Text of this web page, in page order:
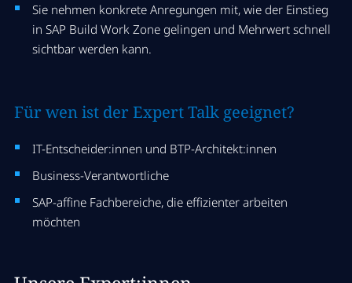
Sie nehmen konkrete Anregungen mit, wie der Einstieg
in SAP Build Work Zone gelingen und Mehrwert schnell
sichtbar werden kann.
Für wen ist der Expert Talk geeignet?
IT-Entscheider:innen und BTP-Architekt:innen
Business-Verantwortliche
SAP-affine Fachbereiche, die effizienter arbeiten
möchten